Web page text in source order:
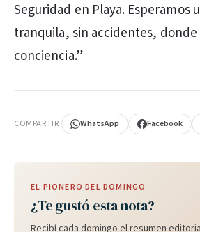
Seguridad en Playa. Esperamos
tranquila, sin accidentes,
conciencia.”
COMPARTIR WhatsApp Facebook
EL PIONERO DEL DOMINGO
¿Te gustó esta nota?
Recibí cada domingo el resumen